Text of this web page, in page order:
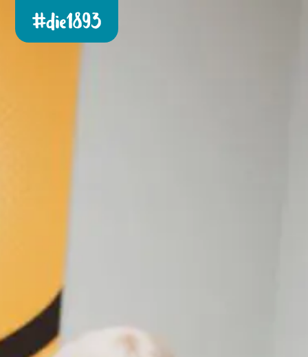
Die 1893 heute!
Zur neuen Startseite